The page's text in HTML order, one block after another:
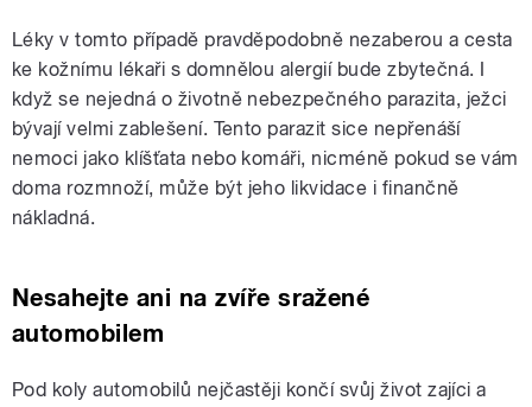
Léky v tomto případě pravděpodobně nezaberou a cesta
ke kožnímu lékaři s domnělou alergií bude zbytečná. I
když se nejedná o životně nebezpečného parazita, ježci
bývají velmi zablešení. Tento parazit sice nepřenáší
nemoci jako klíšťata nebo komáři, nicméně pokud se vám
doma rozmnoží, může být jeho likvidace i finančně
nákladná.
Nesahejte ani na zvíře sražené
automobilem
Pod koly automobilů nejčastěji končí svůj život zajíci a